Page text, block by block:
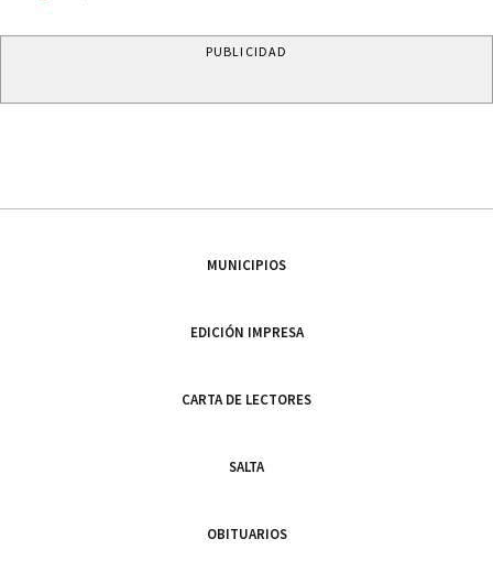
PUBLICIDAD
MUNICIPIOS
EDICIÓN IMPRESA
CARTA DE LECTORES
SALTA
OBITUARIOS